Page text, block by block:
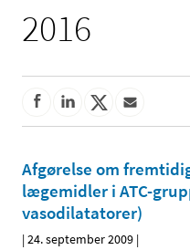
2016
Afgørelse om
lægemidler i ATC-
vasodilatatorer)
|24. september 2009 |